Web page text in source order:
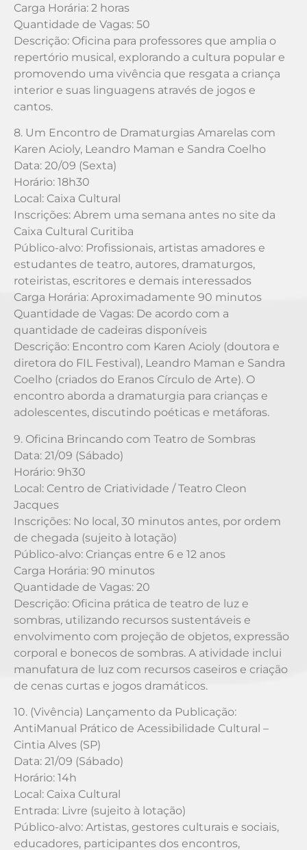
Carga Horária: 2 horas
Quantidade de Vagas: 50
Descrição: Oficina para professores que amplia o
repertório musical, explorando a cultura popular e
promovendo uma vivência que resgata a criança
interior e suas linguagens através de jogos e
cantos.
8. Um Encontro de Dramaturgias Amarelas com
Karen Acioly, Leandro Maman e Sandra Coelho
Data: 20/09 (Sexta)
Horário: 18h30
Local: Caixa Cultural
Inscrições: Abrem uma semana antes no site da
Caixa Cultural Curitiba
Público-alvo: Profissionais, artistas amadores e
estudantes de teatro, autores, dramaturgos,
roteiristas, escritores e demais interessados
Carga Horária: Aproximadamente 90 minutos
Quantidade de Vagas: De acordo com a
quantidade de cadeiras disponíveis
Descrição: Encontro com Karen Acioly (doutora e
diretora do FIL Festival), Leandro Maman e Sandra
Coelho (criados do Eranos Círculo de Arte). O
encontro aborda a dramaturgia para crianças e
adolescentes, discutindo poéticas e metáforas.
9. Oficina Brincando com Teatro de Sombras
Data: 21/09 (Sábado)
Horário: 9h30
Local: Centro de Criatividade / Teatro Cleon
Jacques
Inscrições: No local, 30 minutos antes, por ordem
de chegada (sujeito à lotação)
Público-alvo: Crianças entre 6 e 12 anos
Carga Horária: 90 minutos
Quantidade de Vagas: 20
Descrição: Oficina prática de teatro de luz e
sombras, utilizando recursos sustentáveis e
envolvimento com projeção de objetos, expressão
corporal e bonecos de sombras. A atividade inclui
manufatura de luz com recursos caseiros e criação
de cenas curtas e jogos dramáticos.
10. (Vivência) Lançamento da Publicação:
AntiManual Prático de Acessibilidade Cultural –
Cintia Alves (SP)
Data: 21/09 (Sábado)
Horário: 14h
Local: Caixa Cultural
Entrada: Livre (sujeito à lotação)
Público-alvo: Artistas, gestores culturais e sociais,
educadores, participantes dos encontros,